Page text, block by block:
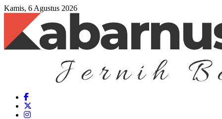
Kamis, 6 Agustus 2026